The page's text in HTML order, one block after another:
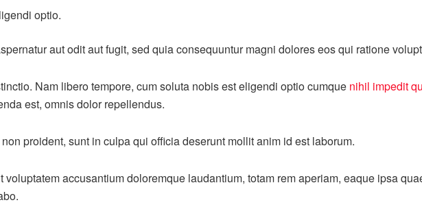
optio.
aut odit aut fugit, sed quia consequuntur magni dolores eos qui ratione
Nam libero tempore, cum soluta nobis est eligendi optio cumque nihil impedit
est, omnis dolor repellendus.
proident, sunt in culpa qui officia deserunt mollit anim id est laborum.
accusantium doloremque laudantium, totam rem aperiam, eaque ipsa